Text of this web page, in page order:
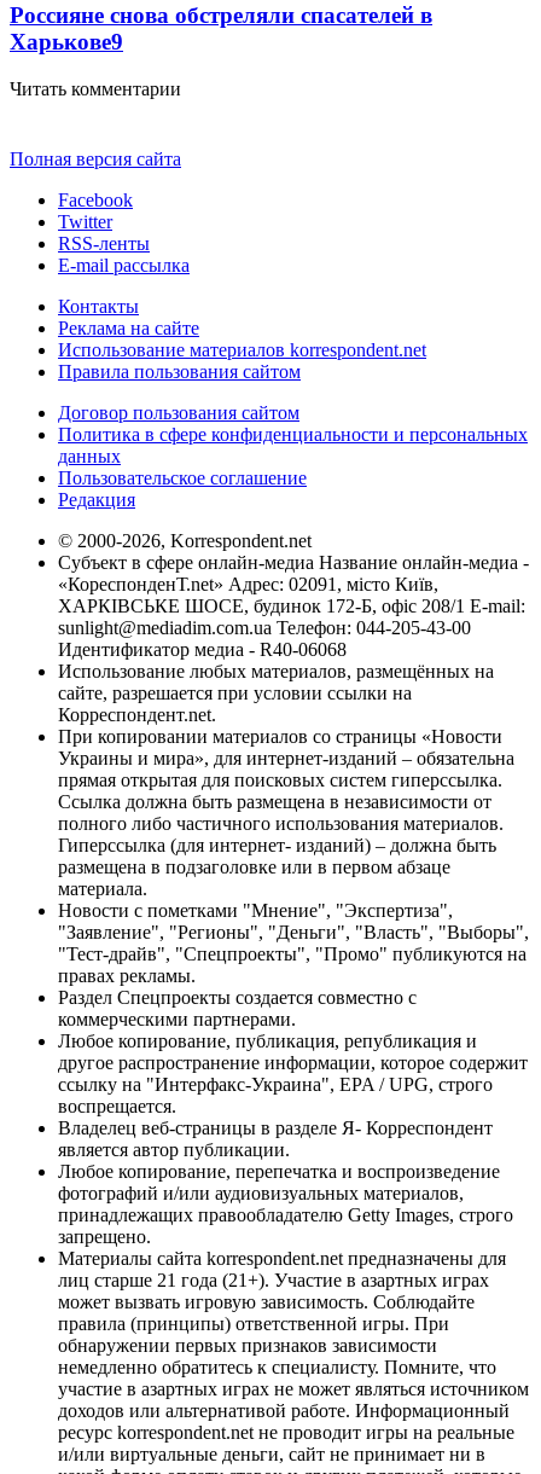
Россияне снова обстреляли спасателей в
Харькове9
Читать комментарии
Полная версия сайта
Facebook
Twitter
RSS-ленты
E-mail рассылка
Контакты
Реклама на сайте
Использование материалов korrespondent.net
Правила пользования сайтом
Договор пользования сайтом
Политика в сфере конфиденциальности и персональных
данных
Пользовательское соглашение
Редакция
© 2000-2026, Korrespondent.net
Субъект в сфере онлайн-медиа Название онлайн-медиа -
«КореспонденТ.net» Адрес: 02091, місто Київ,
ХАРКІВСЬКЕ ШОСЕ, будинок 172-Б, офіс 208/1 E-mail:
sunlight@mediadim.com.ua Телефон: 044-205-43-00
Идентификатор медиа - R40-06068
Использование любых материалов, размещённых на
сайте, разрешается при условии ссылки на
Корреспондент.net.
При копировании материалов со страницы «Новости
Украины и мира», для интернет-изданий – обязательна
прямая открытая для поисковых систем гиперссылка.
Ссылка должна быть размещена в независимости от
полного либо частичного использования материалов.
Гиперссылка (для интернет- изданий) – должна быть
размещена в подзаголовке или в первом абзаце
материала.
Новости с пометками "Мнение", "Экспертиза",
"Заявление", "Регионы", "Деньги", "Власть", "Выборы",
"Тест-драйв", "Спецпроекты", "Промо" публикуются на
правах рекламы.
Раздел Спецпроекты создается совместно с
коммерческими партнерами.
Любое копирование, публикация, републикация и
другое распространение информации, которое содержит
ссылку на "Интерфакс-Украина", EPA / UPG, строго
воспрещается.
Владелец веб-страницы в разделе Я- Корреспондент
является автор публикации.
Любое копирование, перепечатка и воспроизведение
фотографий и/или аудиовизуальных материалов,
принадлежащих правообладателю Getty Images, строго
запрещено.
Материалы сайта korrespondent.net предназначены для
лиц старше 21 года (21+). Участие в азартных играх
может вызвать игровую зависимость. Соблюдайте
правила (принципы) ответственной игры. При
обнаружении первых признаков зависимости
немедленно обратитесь к специалисту. Помните, что
участие в азартных играх не может являться источником
доходов или альтернативой работе. Информационный
ресурс korrespondent.net не проводит игры на реальные
и/или виртуальные деньги, сайт не принимает ни в